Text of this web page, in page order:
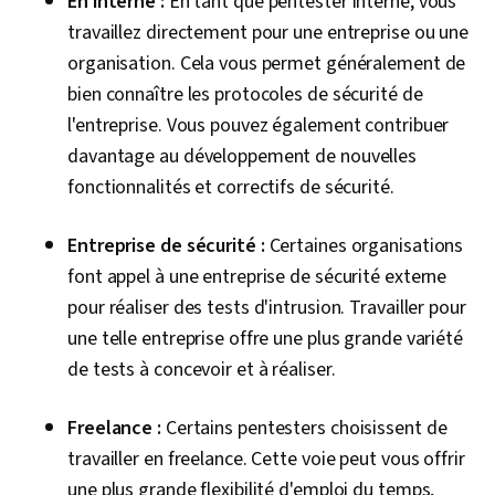
Cybersécurité, Réponse aux incidents,
Débogage, Présence sur le web, SQL, Gestion
des incidents, Communication technique,
Sécurité des données, Éthique des données,
Workflows d'IA, Intelligence artificielle, Gestion
de la sécurité, Gestion des informations et des
Analyse du réseau, Surveillance du réseau,
Surveillance des événements, Langages de
requête, Contrôle continu, Contrôles de
sécurité, Gestion des documents,
Développement professionnel, Outils
de marque, Connaissance de l'IA, Google
Gemini, IA générative, Compétences en matière
d'entretien, Risque cybernétique, Cyber-
travaillez directement pour une entreprise ou une
organisation. Cela vous permet généralement de
bien connaître les protocoles de sécurité de
l'entreprise. Vous pouvez également contribuer
davantage au développement de nouvelles
fonctionnalités et correctifs de sécurité.
Entreprise de sécurité : Certaines organisations
font appel à une entreprise de sécurité externe
pour réaliser des tests d'intrusion. Travailler pour
une telle entreprise offre une plus grande variété
de tests à concevoir et à réaliser.
Freelance : Certains pentesters choisissent de
travailler en freelance. Cette voie peut vous offrir